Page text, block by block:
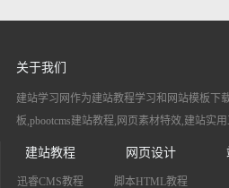
关于我们
建站学习网作为建站教程学习和网站模板下
板,pbootcms建站教程,网页素材特效,建站实用
建站教程
迅睿CMS教程
网页设计
脚本HTML教程